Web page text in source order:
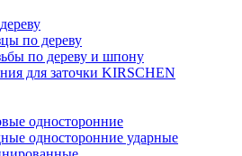
по дереву
по дереву и шпону
для заточки KIRSCHEN
односторонние
односторонние ударные